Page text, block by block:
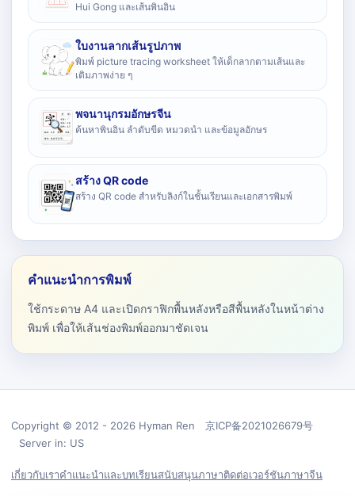
Hui Gong และเส้นพินอิน
ใบงานลากเส้นรูปภาพ
พิมพ์ picture tracing worksheet ให้เด็กลากตามเส้นและ
เติมภาพง่าย ๆ
พจนานุกรมอักษรจีน
ค้นหาพินอิน ลำดับขีด หมวดนำ และข้อมูลอักษร
สร้าง QR code
สร้าง QR code สำหรับลิงก์ในชั้นเรียนและเอกสารพิมพ์
คำแนะนำการพิมพ์
ใช้กระดาษ A4 และเปิดกราฟิกพื้นหลังหรือสีพื้นหลังในหน้าต่าง
พิมพ์ เพื่อให้เส้นช่องพิมพ์ออกมาชัดเจน
Copyright © 2012 - 2026 Hyman Ren 京ICP备2021026679号
Server in: US
เกี่ยวกับเราคำแนะนำและบทเรียนสนับสนุนภาษาติดต่อเวอร์ชันภาษาจีน